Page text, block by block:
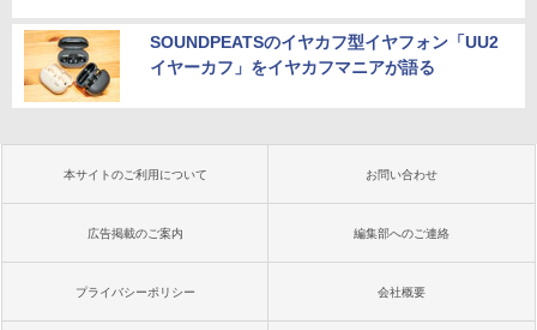
SOUNDPEATSのイヤカフ型イヤフォン「UU2
イヤーカフ」をイヤカフマニアが語る
本サイトのご利用について お問い合わせ
広告掲載のご案内 編集部へのご連絡
プライバシーポリシー 会社概要